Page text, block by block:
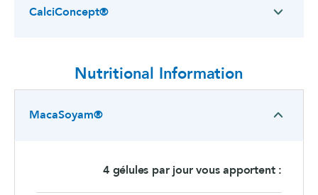
CalciConcept®
Nutritional Information
MacaSoyam®
4 gélules par jour vous apportent :